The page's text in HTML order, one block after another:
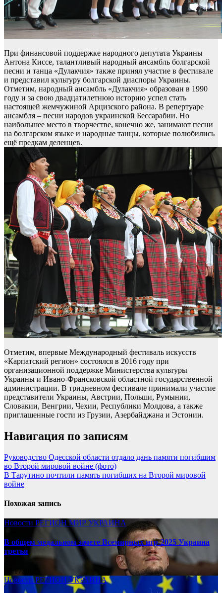
При финансовой поддержке народного депутата Украины
Антона Киссе, талантливый народный ансамбль болгарской
песни и танца «Дулакчия» также принял участие в фестивале
и представил культуру болгарской диаспоры Украины.
Отметим, народный ансамбль «Дулакчия» образован в 1990
году и за свою двадцатилетнюю историю успел стать
настоящей жемчужиной Арцизского района. В репертуаре
ансамбля – песни народов украинской Бессарабии. Но
наибольшее место в творчестве, конечно же, занимают песни
на болгарском языке и народные танцы, которые полюбились
ещё предкам деленцев.
Отметим, впервые Международный фестиваль искусств
«Карпатский регион» состоялся в 2016 году при
организационной поддержке Министерства культуры
Украины и Ивано-Франсковской областной государственной
администрации. В тридневном фестивале принимали участие
представители Украины, Австрии, Польши, Румынии,
Словакии, Венгрии, Чехии, Республики Молдова, а также
приглашенные гости из Грузии, Азербайджана и Эстонии.
Навигация по записям
Руководство Одесской области отдало дань памяти погибшим
во Второй мировой войне (фото)
В Тарутино почтили память погибших на Второй мировой
войне
Похожая запись
Новости РЕГИОНМИР УКРАИНА
В общем медальном зачете Всемирных игр-2025 Украина
третья
08.17.2025
НовостиРЕГИОНУКРАИНА